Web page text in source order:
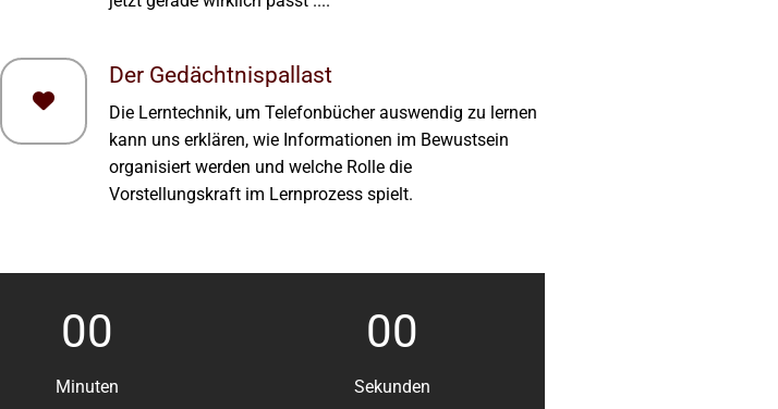
Der Gedächtnispallast
Die Lerntechnik, um Telefonbücher auswendig zu lernen
kann uns erklären, wie Informationen im Bewustsein
organisiert werden und welche Rolle die
Vorstellungskraft im Lernprozess spielt.
00
Minuten
00
Sekunden